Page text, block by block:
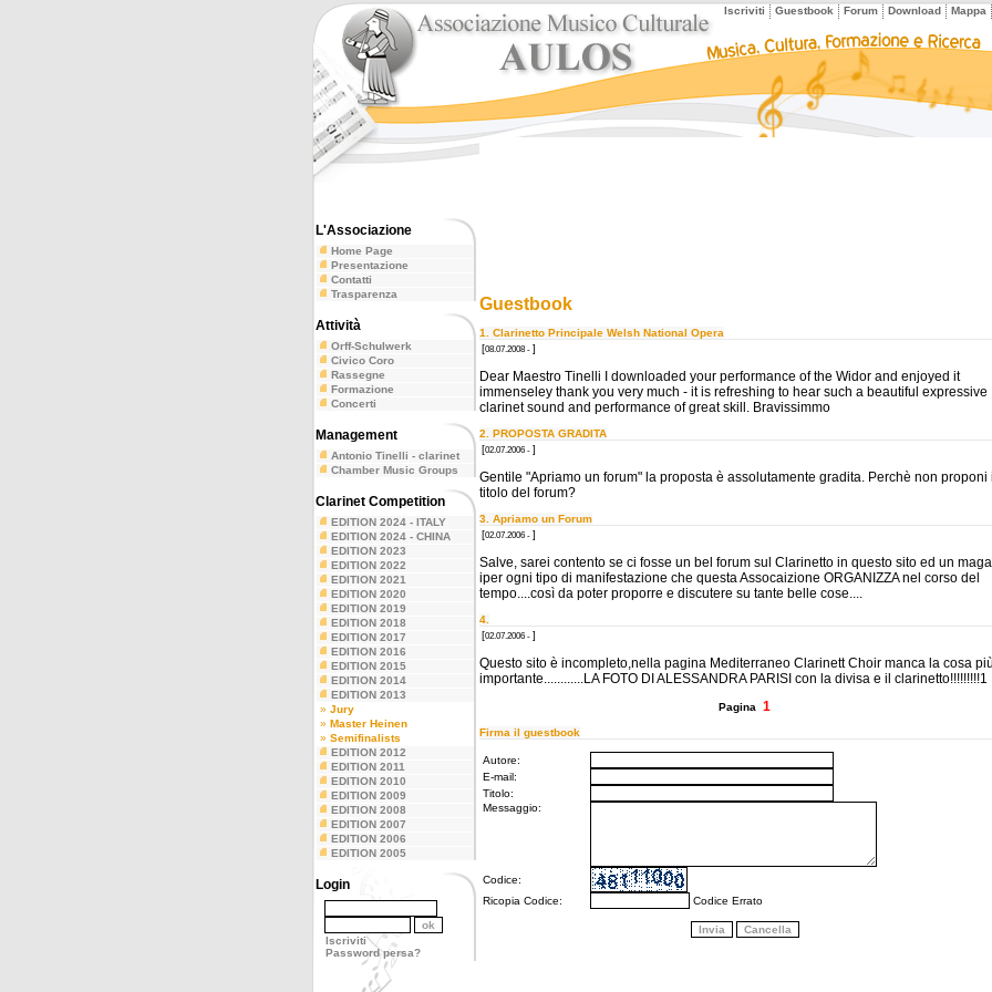
Iscriviti Guestbook Forum Download Mappa
L'Associazione
Home Page
Presentazione
Contatti
Trasparenza
Attività
Orff-Schulwerk
Civico Coro
Rassegne
Formazione
Concerti
Management
Antonio Tinelli - clarinet
Chamber Music Groups
Clarinet Competition
EDITION 2024 - ITALY
EDITION 2024 - CHINA
EDITION 2023
EDITION 2022
EDITION 2021
EDITION 2020
EDITION 2019
EDITION 2018
EDITION 2017
EDITION 2016
EDITION 2015
EDITION 2014
EDITION 2013
» Jury
» Master Heinen
» Semifinalists
EDITION 2012
EDITION 2011
EDITION 2010
EDITION 2009
EDITION 2008
EDITION 2007
EDITION 2006
EDITION 2005
Login
Iscriviti
Password persa?
Guestbook
1. Clarinetto Principale Welsh National Opera
[08.07.2008 - ]
Dear Maestro Tinelli I downloaded your performance of the Widor and enjoyed it
immenseley thank you very much - it is refreshing to hear such a beautiful expressive
clarinet sound and performance of great skill. Bravissimmo
2. PROPOSTA GRADITA
[02.07.2006 - ]
Gentile "Apriamo un forum" la proposta è assolutamente gradita. Perchè non proponi
titolo del forum?
3. Apriamo un Forum
[02.07.2006 - ]
Salve, sarei contento se ci fosse un bel forum sul Clarinetto in questo sito ed un
iper ogni tipo di manifestazione che questa Assocaizione ORGANIZZA nel corso del
tempo....così da poter proporre e discutere su tante belle cose....
4.
[02.07.2006 - ]
Questo sito è incompleto,nella pagina Mediterraneo Clarinett Choir manca la cosa
importante............LA FOTO DI ALESSANDRA PARISI con la divisa e il clarinetto!!!!!!!!!1
Pagina 1
Firma il guestbook
Autore:
E-mail:
Titolo:
Messaggio:
Codice:
Ricopia Codice:
Codice Errato